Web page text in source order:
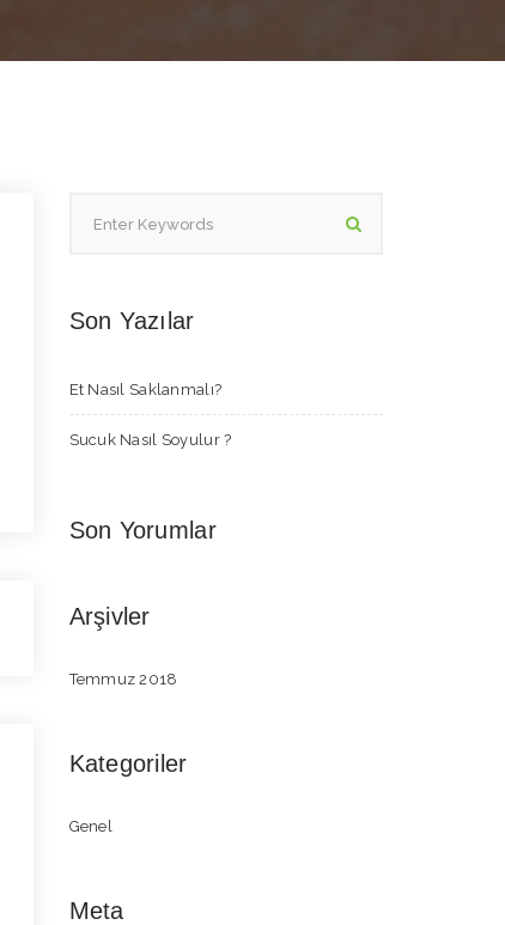
Son Yazılar
Et Nasıl Saklanmalı?
Sucuk Nasıl Soyulur ?
Son Yorumlar
Arşivler
Temmuz 2018
Kategoriler
Genel
Meta